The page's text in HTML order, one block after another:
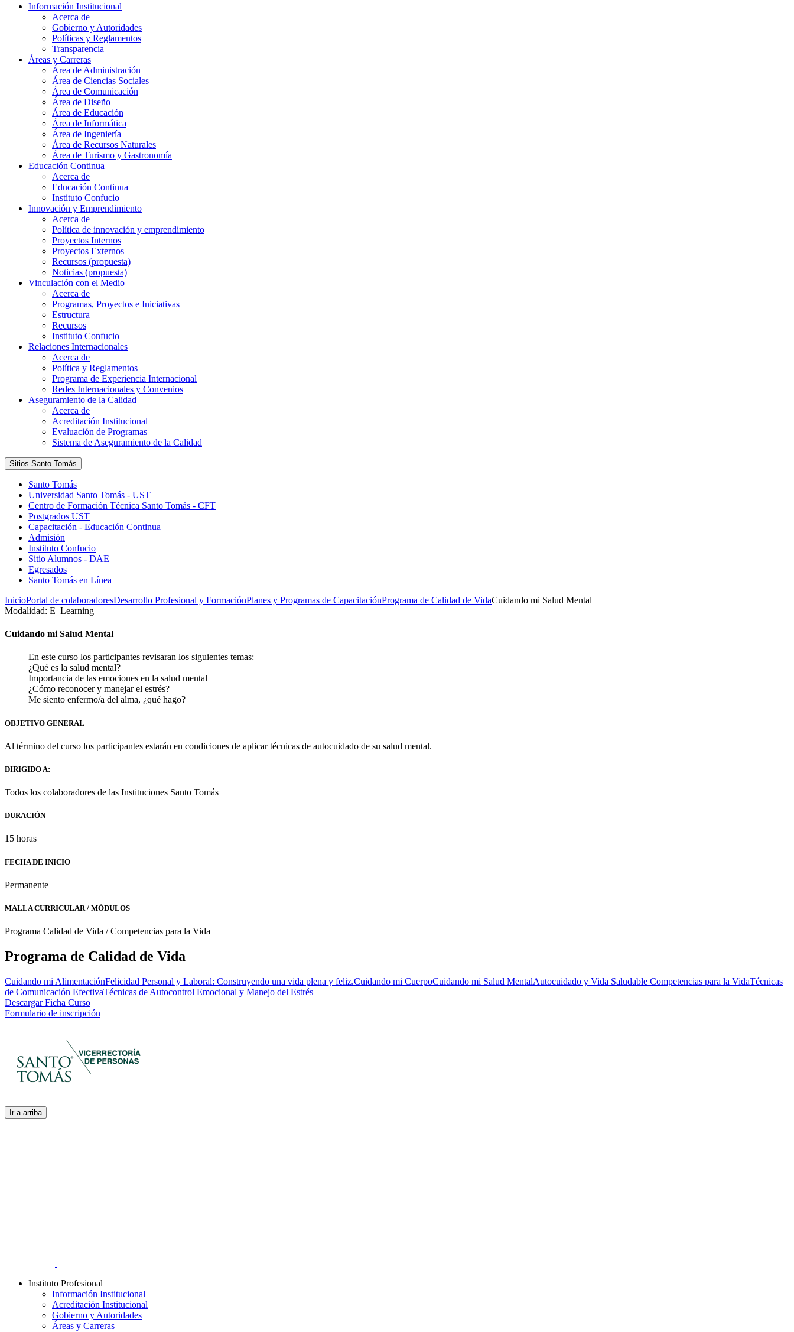
Información Institucional
Acerca de
Gobierno y Autoridades​
Políticas y Reglamentos​
Transparencia
Áreas y Carreras
Área de Administración
Área de Ciencias Sociales
Área de Comunicación
Área de Diseño
Área de Educación
Área de Informática
Área de Ingeniería
Área de Recursos Naturales
Área de Turismo y Gastronomía
Educación Continua
Acerca de
Educación Continua
Instituto Confucio
Innovación y Emprendimiento
Acerca de
Política de innovación y emprendimiento
Proyectos Internos
Proyectos Externos
Recursos (propuesta)
Noticias (propuesta)
Vinculación con el Medio
Acerca de
Programas, Proyectos e Iniciativas
Estructura
Recursos
Instituto Confucio
Relaciones Internacionales
Acerca de
Política y Reglamentos
Programa de Experiencia Internacional
Redes Internacionales y Convenios
Aseguramiento de la Calidad
Acerca de
Acreditación Institucional
Evaluación de Programas
Sistema de Aseguramiento de la Calidad
Sitios Santo Tomás
Santo Tomás
Universidad Santo Tomás - UST
Centro de Formación Técnica Santo Tomás - CFT
Postgrados UST
Capacitación - Educación Continua
Admisión
Instituto Confucio
Sitio Alumnos - DAE
Egresados
Santo Tomás en Línea
InicioPortal de colaboradoresDesarrollo Profesional y FormaciónPlanes y Programas de CapacitaciónPrograma de Calidad de VidaCuidando mi Salud Mental
Modalidad: E_Learning
Cuidando mi Salud Mental
En este curso los participantes revisaran los siguientes temas:
¿Qué es la salud mental?
Importancia de las emociones en la salud mental
¿Cómo reconocer y manejar el estrés?
Me siento enfermo/a del alma, ¿qué hago?
OBJETIVO GENERAL
Al término del curso los participantes estarán en condiciones de aplicar técnicas de autocuidado de su salud mental.
DIRIGIDO A:
Todos los colaboradores de las Instituciones Santo Tomás
DURACIÓN
15 horas
FECHA DE INICIO
Permanente
MALLA CURRICULAR / MÓDULOS
Programa Calidad de Vida / Competencias para la Vida
Programa de Calidad de Vida
Cuidando mi AlimentaciónFelicidad Personal y Laboral: Construyendo una vida plena y feliz.Cuidando mi CuerpoCuidando mi Salud MentalAutocuidado y Vida Saludable Competencias para la VidaTécnicas
de Comunicación EfectivaTécnicas de Autocontrol Emocional y Manejo del Estrés
Descargar Ficha Curso
Formulario de inscripción
Ir a arriba
Instituto Profesional
Información Institucional
Acreditación Institucional
Gobierno y Autoridades​
Áreas y Carreras